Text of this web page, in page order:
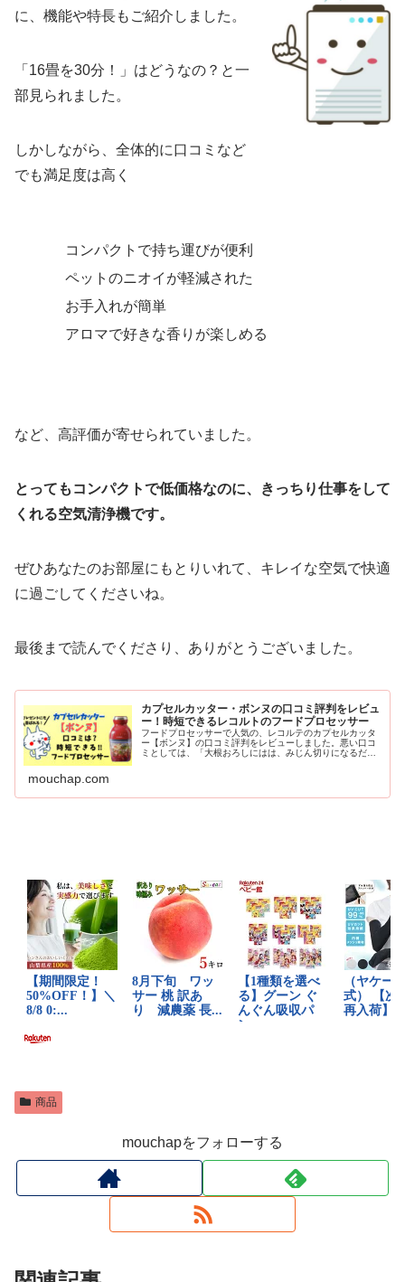
に、機能や特長もご紹介しました。
「16畳を30分！」はどうなの？と一
部見られました。
しかしながら、全体的に口コミなど
でも満足度は高く
コンパクトで持ち運びが便利
ペットのニオイが軽減された
お手入れが簡単
アロマで好きな香りが楽しめる
など、高評価が寄せられていました。
とってもコンパクトで低価格なのに、きっちり仕事をして
くれる空気清浄機です。
ぜひあなたのお部屋にもとりいれて、キレイな空気で快適
に過ごしてくださいね。
最後まで読んでくださり、ありがとうございました。
カプセルカッター・ボンヌの口コミ評判をレビュ
ー！時短できるレコルトのフードプロセッサー
フードプロセッサーで人気の、レコルテのカプセルカッタ
ー【ボンヌ】の口コミ評判をレビューしました。悪い口コ
ミとしては、「大根おろしにはは、みじん切りになるだ
mouchap.com
商品
mouchapをフォローする